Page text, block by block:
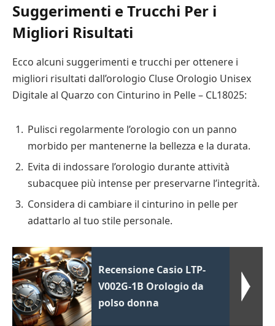
Suggerimenti e Trucchi Per i
Migliori Risultati
Ecco alcuni suggerimenti e trucchi per ottenere i
migliori risultati dall’orologio Cluse Orologio Unisex
Digitale al Quarzo con Cinturino in Pelle – CL18025:
Pulisci regolarmente l’orologio con un panno
morbido per mantenerne la bellezza e la durata.
Evita di indossare l’orologio durante attività
subacquee più intense per preservarne l’integrità.
Considera di cambiare il cinturino in pelle per
adattarlo al tuo stile personale.
Recensione Casio LTP-
V002G-1B Orologio da
polso donna